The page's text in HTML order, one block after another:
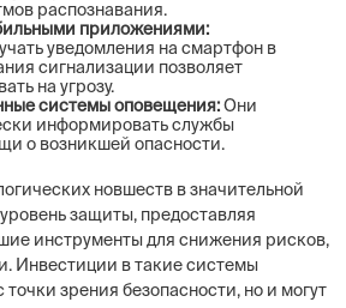
распознавания.
приложениями:
уведомления на смартфон в
сигнализации позволяет
на угрозу.
системы оповещения:Они
информировать службы
о возникшей опасности.
новшеств в значительной
защиты, предоставляя
инструменты для снижения рисков,
Инвестиции в такие системы
точки зрения безопасности, но и могут